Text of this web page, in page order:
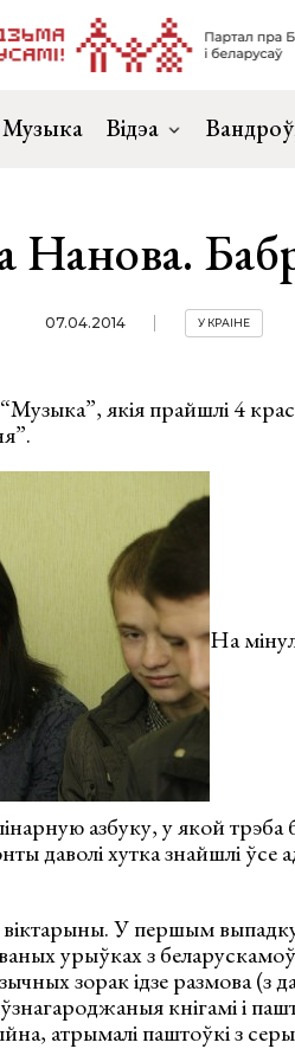
Музыка Відэа
Нанова.
07.04.2014 У КРАІНЕ
якія прайшлі 4
На
азбуку, у якой трэба
даволі хутка знайшлі ўсе
У першым
урыўках з
зорак ідзе размова (з
кнігамі і
атрымалі паштоўкі з